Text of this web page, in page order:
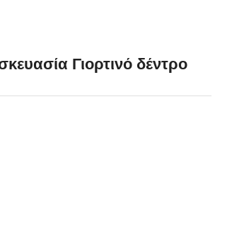
Γιορτινό δέντρο